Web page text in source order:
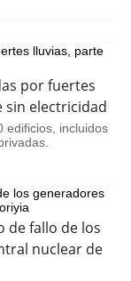
por fuertes
sin electricidad
edificios, incluidos
de fallo de los
nuclear de